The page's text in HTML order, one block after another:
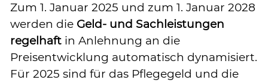
Zum 1. Januar 2025 und zum 1. Januar 2028
werden die Geld- und Sachleistungen
regelhaft in Anlehnung an die
Preisentwicklung automatisch dynamisiert.
Für 2025 sind für das Pflegegeld und die